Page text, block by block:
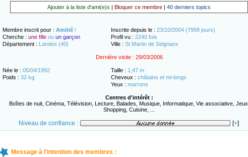
Ajouter à la liste d'ami(e)s | Bloquer ce membre| 40 derniers topics
Membre inscrit pour : Amitié! Inscrite depuis le : 23/10/2004 (7958 jours)
Cherche : une filleou un garçon Profil vu : 2240 fois
Département : Landes (40) Ville : St Martin de Seignanx
Dernière visite : 29/03/2006
Née le : 05/04/1992 Taille : 1,47 m
Poids : 32 kg Cheveux : châtains et mi-longs
Yeux : marrons
Centres d'intérêt :
Boîtes de nuit, Cinéma, Télévision, Lecture, Balades, Musique, Informatique, Vie associative, Jeux,
Shopping, Cuisine, ...
Niveau de confiance : [+]
Message à l'intention des membres :